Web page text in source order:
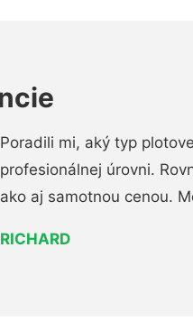
Poradili mi, aký typ
profesionálnej úrovni.
ako aj samotnou cenou.
RICHARD